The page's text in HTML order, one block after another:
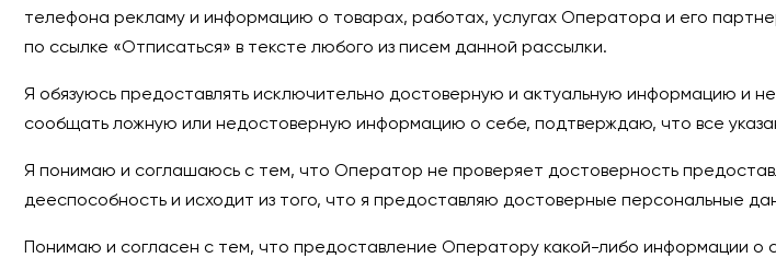
телефона рекламу и информацию о товарах, работах, услугах Оператора и его
по ссылке «Отписаться» в тексте любого из писем данной рассылки.
Я обязуюсь предоставлять исключительно достоверную и актуальную информацию и
сообщать ложную или недостоверную информацию о себе, подтверждаю, что все
Я понимаю и соглашаюсь с тем, что Оператор не проверяет достоверность
дееспособность и исходит из того, что я предоставляю достоверные персональные
Понимаю и согласен с тем, что предоставление Оператору какой-либо информации о